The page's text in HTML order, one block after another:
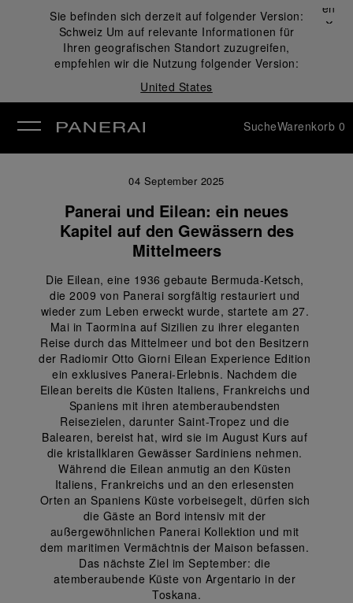
Sie befinden sich derzeit auf folgender Version:
Schweiz Um auf relevante Informationen für
Ihren geografischen Standort zuzugreifen,
empfehlen wir die Nutzung folgender Version:
United States
Schließen
✕
SucheWarenkorb 0
04 September 2025
Panerai und Eilean: ein neues
Kapitel auf den Gewässern des
Mittelmeers
Die Eilean, eine 1936 gebaute Bermuda-Ketsch,
die 2009 von Panerai sorgfältig restauriert und
wieder zum Leben erweckt wurde, startete am 27.
Mai in Taormina auf Sizilien zu ihrer eleganten
Reise durch das Mittelmeer und bot den Besitzern
der Radiomir Otto Giorni Eilean Experience Edition
ein exklusives Panerai-Erlebnis. Nachdem die
Eilean bereits die Küsten Italiens, Frankreichs und
Spaniens mit ihren atemberaubendsten
Reisezielen, darunter Saint-Tropez und die
Balearen, bereist hat, wird sie im August Kurs auf
die kristallklaren Gewässer Sardiniens nehmen.
Während die Eilean anmutig an den Küsten
Italiens, Frankreichs und an den erlesensten
Orten an Spaniens Küste vorbeisegelt, dürfen sich
die Gäste an Bord intensiv mit der
außergewöhnlichen Panerai Kollektion und mit
dem maritimen Vermächtnis der Maison befassen.
Das nächste Ziel im September: die
atemberaubende Küste von Argentario in der
Toskana.